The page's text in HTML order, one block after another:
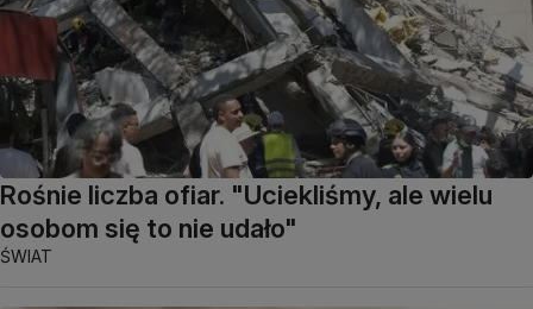
Rośnie liczba ofiar. "Uciekliśmy, ale wielu
osobom się to nie udało"
ŚWIAT